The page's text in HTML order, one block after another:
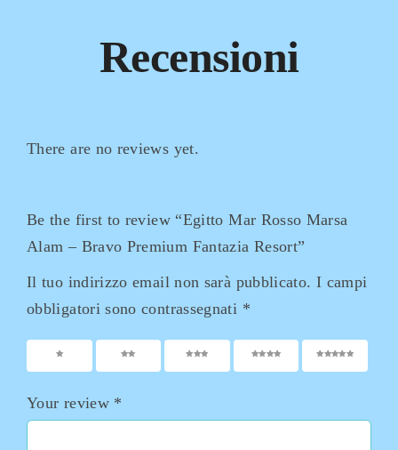
Recensioni
There are no reviews yet.
Be the first to review “Egitto Mar Rosso Marsa
Alam – Bravo Premium Fantazia Resort”
Il tuo indirizzo email non sarà pubblicato. I campi
obbligatori sono contrassegnati *
5
Your review *